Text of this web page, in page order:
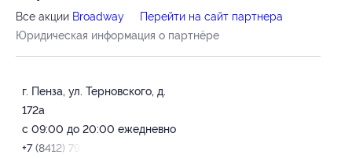
Все акции Broadway
Перейти на сайт партнера
Юридическая информация о партнёре
г. Пенза, ул. Терновского, д.
172а
с 09:00 до 20:00 ежедневно
+7 (8412) 79-46-94